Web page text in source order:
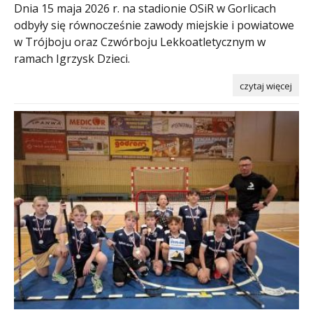
Dnia 15 maja 2026 r. na stadionie OSiR w Gorlicach
odbyły się równocześnie zawody miejskie i powiatowe
w Trójboju oraz Czwórboju Lekkoatletycznym w
ramach Igrzysk Dzieci.
czytaj więcej